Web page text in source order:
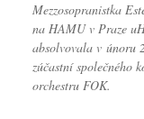
Mezzosopranistka
na HAMU v Praze
absolvovala v únoru
zúčastní společného
orchestru FOK.